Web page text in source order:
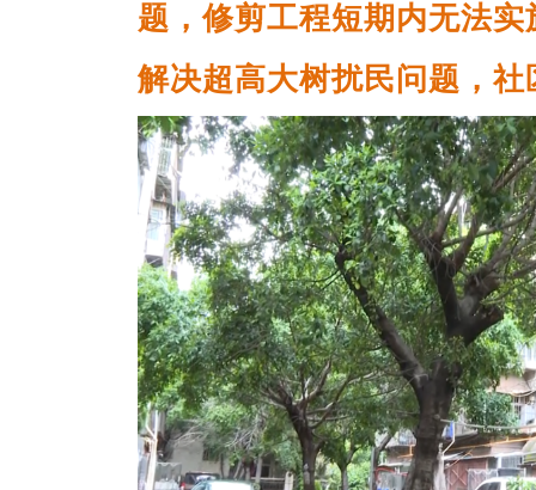
题，修剪工程短期内无法
解决超高大树扰民问题，